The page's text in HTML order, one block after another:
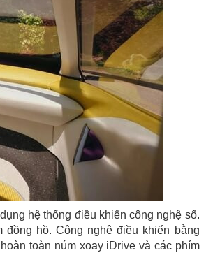
hệ thống điều khiển công nghệ số.
đồng hồ. Công nghệ điều khiển bằng
toàn núm xoay iDrive và các phím